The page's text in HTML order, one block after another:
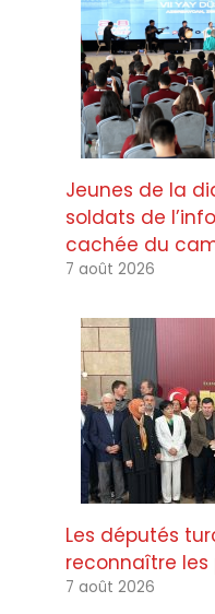
Jeunes de la
soldats de
cachée du
7 août 2026
Les députés
reconnaître les
7 août 2026